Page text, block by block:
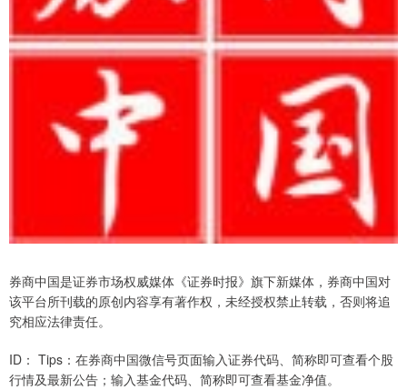
券商中国是证券市场权威媒体《证券时报》旗下新媒体，券商中国对
该平台所刊载的原创内容享有著作权，未经授权禁止转载，否则将追
究相应法律责任。
ID： Tips：在券商中国微信号页面输入证券代码、简称即可查看个股
行情及最新公告；输入基金代码、简称即可查看基金净值。